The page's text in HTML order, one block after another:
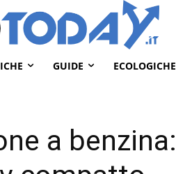
GUIDE ECOLOGICHE
a benzina: